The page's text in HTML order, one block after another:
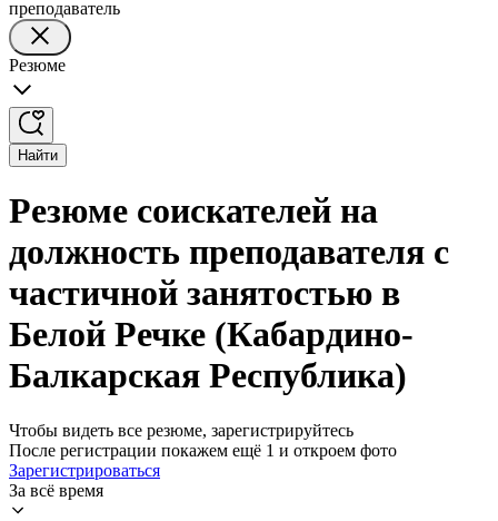
преподаватель
Резюме
Найти
Резюме соискателей на
должность преподавателя с
частичной занятостью в
Белой Речке (Кабардино-
Балкарская Республика)
Чтобы видеть все резюме, зарегистрируйтесь
После регистрации покажем ещё 1 и откроем фото
Зарегистрироваться
За всё время